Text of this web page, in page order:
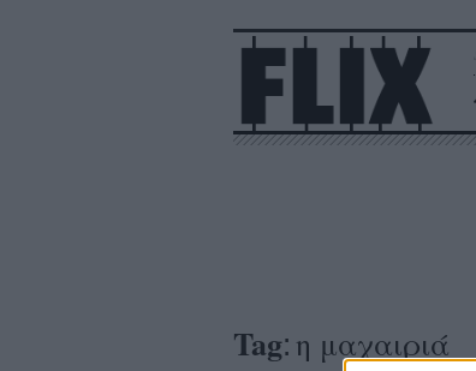
Tag: η μαχαιριά